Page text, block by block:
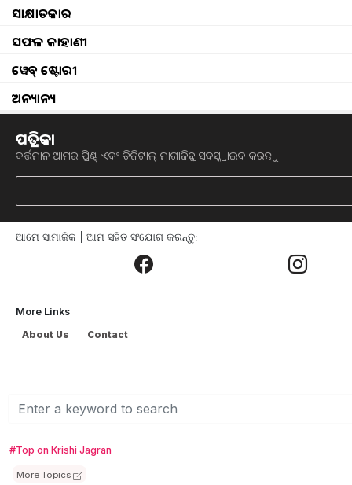
ସାକ୍ଷାତକାର
ସଫଳ କାହାଣୀ
ୱେବ୍ ଷ୍ଟୋରୀ
ଅନ୍ୟାନ୍ୟ
ପତ୍ରିକା
ବର୍ତ୍ତମାନ ଆମର ପ୍ରିଣ୍ଟ୍ ଏବଂ ଡିଜିଟାଲ୍ ମାଗାଜିନ୍କୁ ସବସ୍କ୍ରାଇବ କରନ୍ତୁ
ଆମେ ସାମାଜିକ | ଆମ ସହିତ ସଂଯୋଗ କରନ୍ତୁ:
More Links
About Us
Contact
#Top on Krishi Jagran
More Topics
କଖାରୁ ଏକ ପରିବା ଜାତୀୟ ଚାଷ l ବିଭିନ୍ନ
ମହାରାଷ୍ଟ୍ରରେ ଲୋକମାନେ ଏହାକୁ ଭିନ୍ନ ଭିନ୍ନ
ତିଆରି କରାଯାଏ ଏବଂ ତା’ପରେ ଶ୍ରୀଖଣ୍ଡ
କୁହନ୍ତି ଯେ ଏହା ହୁଏତ ସବୁଠାରୁ ଅବମାନିତ
ରୋଷେଇ ଘର ବଗିଚାରେ କିମ୍ବା ନିଜ ଜୈବିକ
କରିଛନ୍ତି। ଘରେ କଖାରୁ ଚାଷ କରିବା
ସାଧାରଣତଃ, କଖାରୁ ଚାଷ କରିବାର